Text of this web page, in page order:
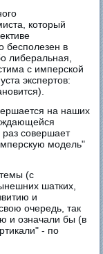
который
бесполезен в
либеральная,
с имперской
экспертов:
на наших
раз совершает
модель"
(с
шатких,
и
очередь, так
и означали бы (в
- по